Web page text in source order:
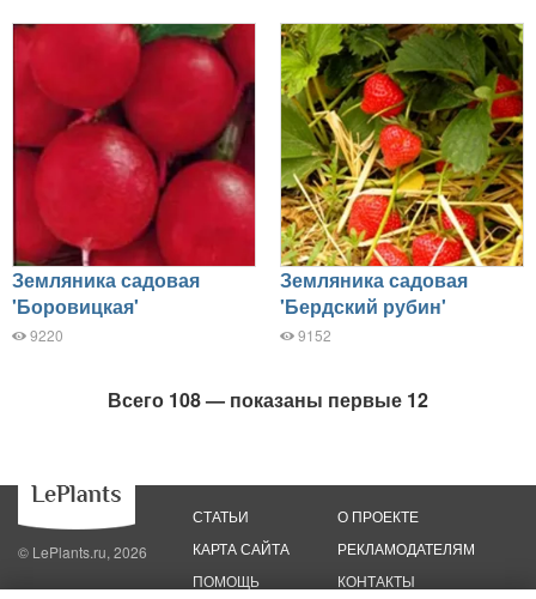
Земляника садовая
'Боровицкая'
9220
Земляника садовая
'Бердский рубин'
9152
Всего 108 — показаны первые 12
© LePlants.ru, 2026
СТАТЬИ
КАРТА САЙТА
ПОМОЩЬ
О ПРОЕКТЕ
РЕКЛАМОДАТЕЛЯМ
КОНТАКТЫ